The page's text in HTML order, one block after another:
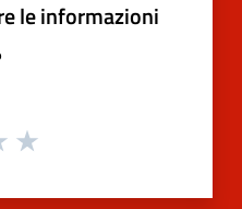
le informazioni